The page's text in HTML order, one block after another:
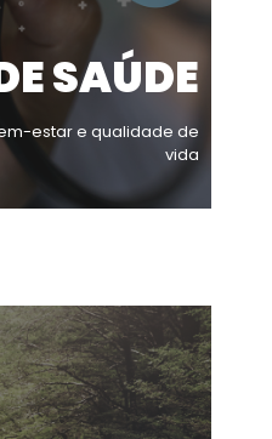
SAÚDE
estar e qualidade de
vida